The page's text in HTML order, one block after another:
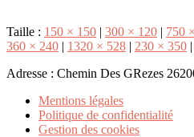
Taille : 150 × 150 | 300 × 120 | 750
360 × 240 | 1320 × 528 | 230 × 350 |
Adresse : Chemin Des GRezes
Mentions légales
Politique de confidentialité
Gestion des cookies